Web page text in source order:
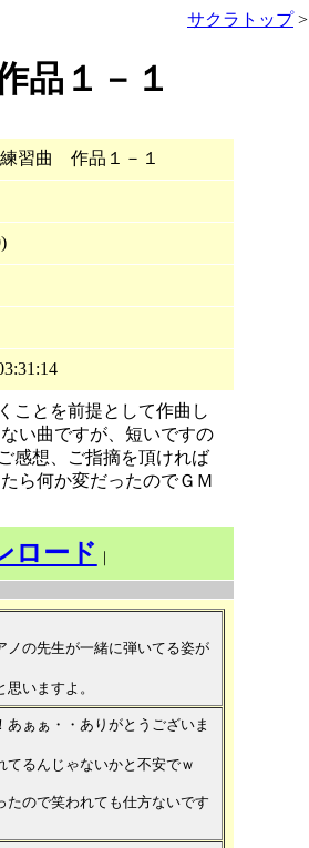
サクラトップ>
品１－１
習曲 作品１－１
ことを前提として作曲し
い曲ですが、短いですの
感想、ご指摘を頂ければ
ら何か変だったのでＧＭ
ロード ｜
ノの先生が一緒に弾いてる姿が
いますよ。
あぁぁ・・ありがとうございま
てるんじゃないかと不安でｗ
たので笑われても仕方ないです